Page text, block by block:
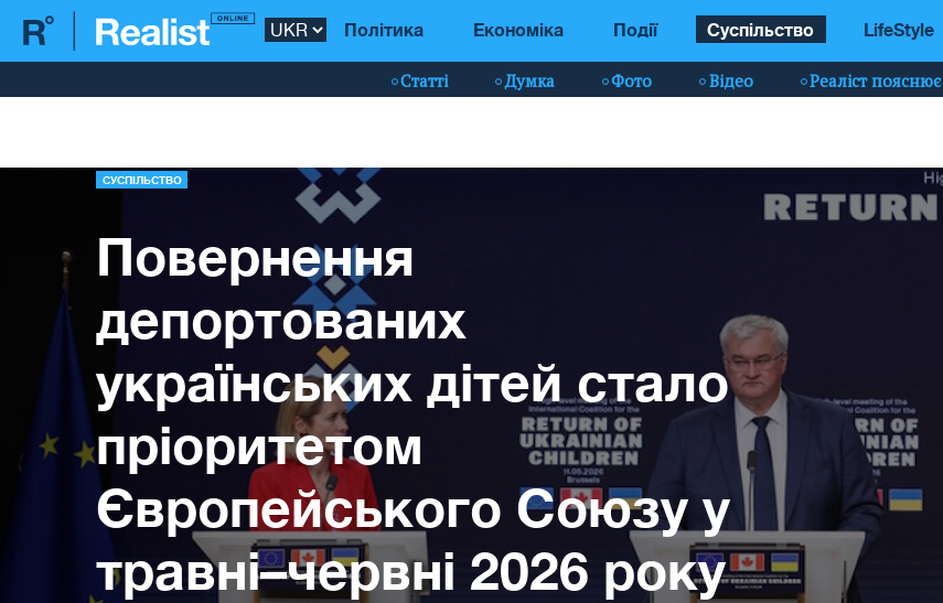
Політика Економіка Події Суспільство LifeStyle
Статті Думка Фото Відео Реаліст пояснює
СУСПІЛЬСТВО
Повернення
депортованих
українських дітей стало
пріоритетом
Європейського Союзу у
травні–червні 2026 року